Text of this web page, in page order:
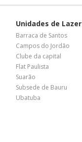
Unidades de Lazer
Barraca de Santos
Campos do Jordão
Clube da capital
Flat Paulista
Suarão
Subsede de Bauru
Ubatuba